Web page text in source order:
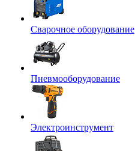
Сварочное оборудование
Пневмооборудование
Электроинструмент